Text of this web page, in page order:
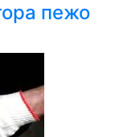
пежо